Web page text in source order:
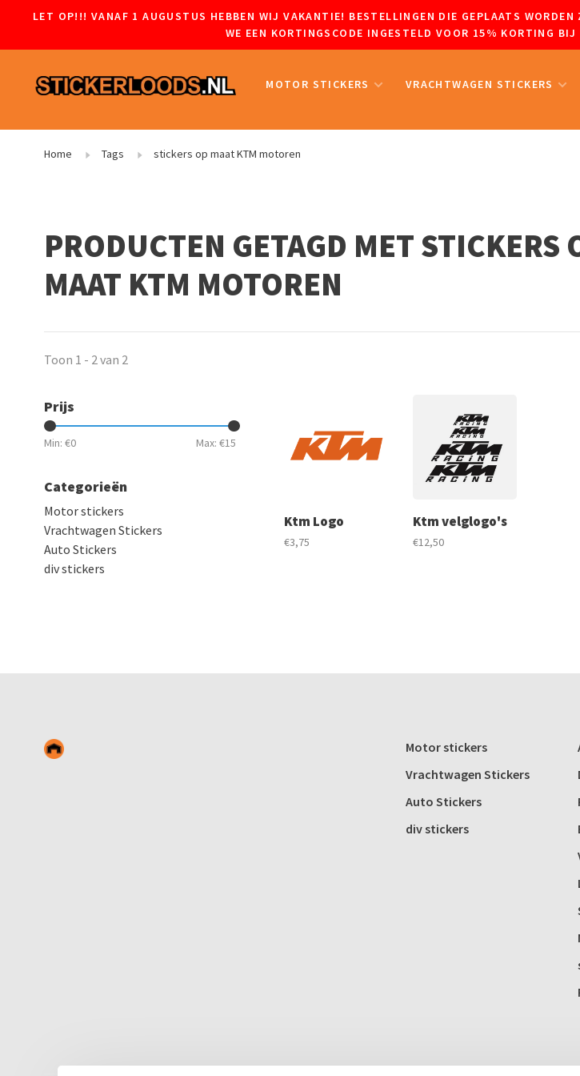
LET OP!!! VANAF 1 AUGUSTUS HEBBEN WIJ VAKANTIE! BESTELLINGEN DIE GEPLAATS
WE EEN KORTINGSCODE INGESTELD VOOR 15% KORTING
MOTOR STICKERS VRACHTWAGEN STICKERS
Home Tags stickers op maat KTM motoren
PRODUCTEN GETAGD MET STICKERS
MAAT KTM MOTOREN
Toon 1 - 2 van 2
Prijs
Min: €0 Max: €15
Categorieën
Motor stickers
Vrachtwagen Stickers
Auto Stickers
div stickers
Ktm Logo
€3,75
Ktm velglogo's
€12,50
Motor stickers
Vrachtwagen Stickers
Auto Stickers
div stickers